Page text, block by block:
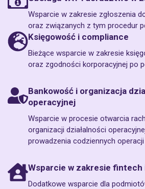
Wsparcie w zakresie zgłoszenia
oraz związanych z tym procedur
Księgowość i compliance
Bieżące wsparcie w zakresie
oraz zgodności korporacyjnej po
Bankowość i organizacja
operacyjnej
Wsparcie w procesie otwarcia
organizacji działalności
prowadzenia codziennych
Wsparcie w zakresie fintech
Dodatkowe wsparcie dla